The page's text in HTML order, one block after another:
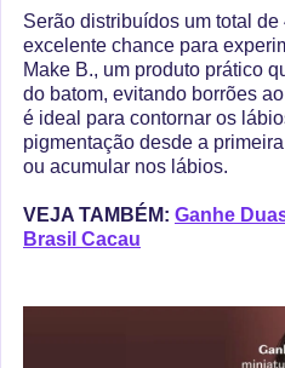
Serão distribuídos um total
excelente chance para
Make B., um produto prático
do batom, evitando borrões
é ideal para contornar os
pigmentação desde a
ou acumular nos lábios.
VEJA TAMBÉM: Ganhe
Brasil Cacau